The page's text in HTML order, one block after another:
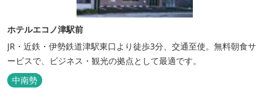
ホテルエコノ津駅前
JR・近鉄・伊勢鉄道津駅東口より徒歩3分、交通至使。無料朝食サ
ービスで、ビジネス・観光の拠点として最適です。
中南勢